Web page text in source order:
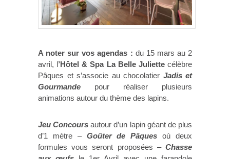
A noter sur vos agendas : du 15 mars au 2
avril, l’Hôtel & Spa La Belle Juliettecélèbre
Pâques et s’associe au chocolatier Jadis et
Gourmande pour réaliser plusieurs
animations autour du thème des lapins.
Jeu Concours autour d’un lapin géant de plus
d’1 mètre – Goûter de Pâques où deux
formules vous seront proposées – Chasse